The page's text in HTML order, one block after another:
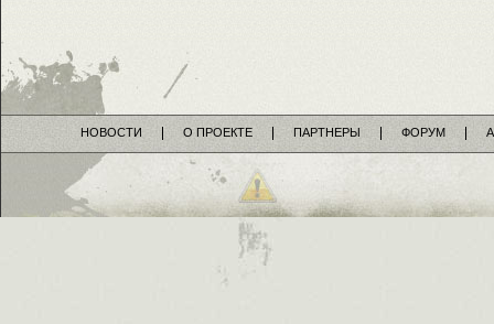
НОВОСТИ О ПРОЕКТЕ ПАРТНЕРЫ ФОРУМ